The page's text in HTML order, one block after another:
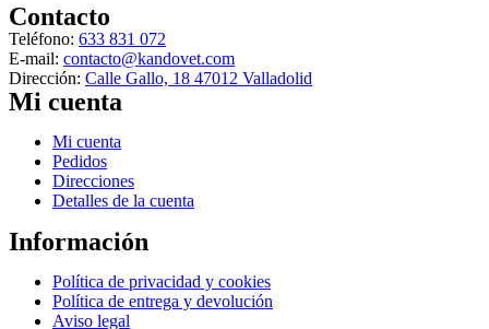
Contacto
Teléfono: 633 831 072
E-mail: contacto@kandovet.com
Dirección: Calle Gallo, 18 47012 Valladolid
Mi cuenta
Menú
Mi cuenta
Pedidos
Direcciones
Detalles de la cuenta
Información
Menú
Política de privacidad y cookies
Política de entrega y devolución
Aviso legal